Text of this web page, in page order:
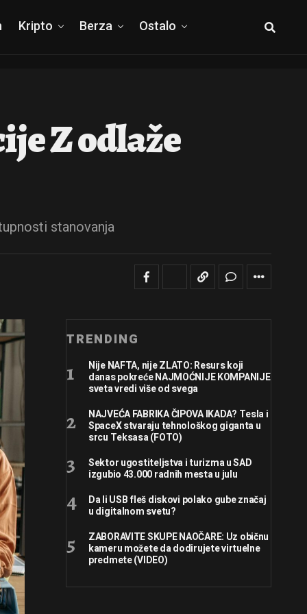
Kripto Berza Ostalo
Z odlaže
stanovanja
TRENDING
Nije NAFTA, nije ZLATO: Resurs koji
danas pokreće NAJMOĆNIJE KOMPANIJE
sveta vredi više od svega
NAJVEĆA FABRIKA ČIPOVA IKADA? Tesla i
SpaceX stvaraju tehnološkog giganta u
srcu Teksasa (FOTO)
Sektor ugostiteljstva i turizma u SAD
izgubio 43.000 radnih mesta u julu
Da li USB fleš diskovi polako gube značaj
u digitalnom svetu?
ZABORAVITE SKUPE NAOČARE: Uz običnu
kameru možete da dodirujete virtuelne
predmete (VIDEO)